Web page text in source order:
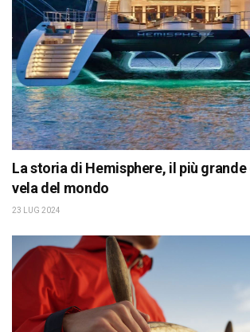
La storia di Hemisphere, il più
vela del mondo
23 LUG 2024